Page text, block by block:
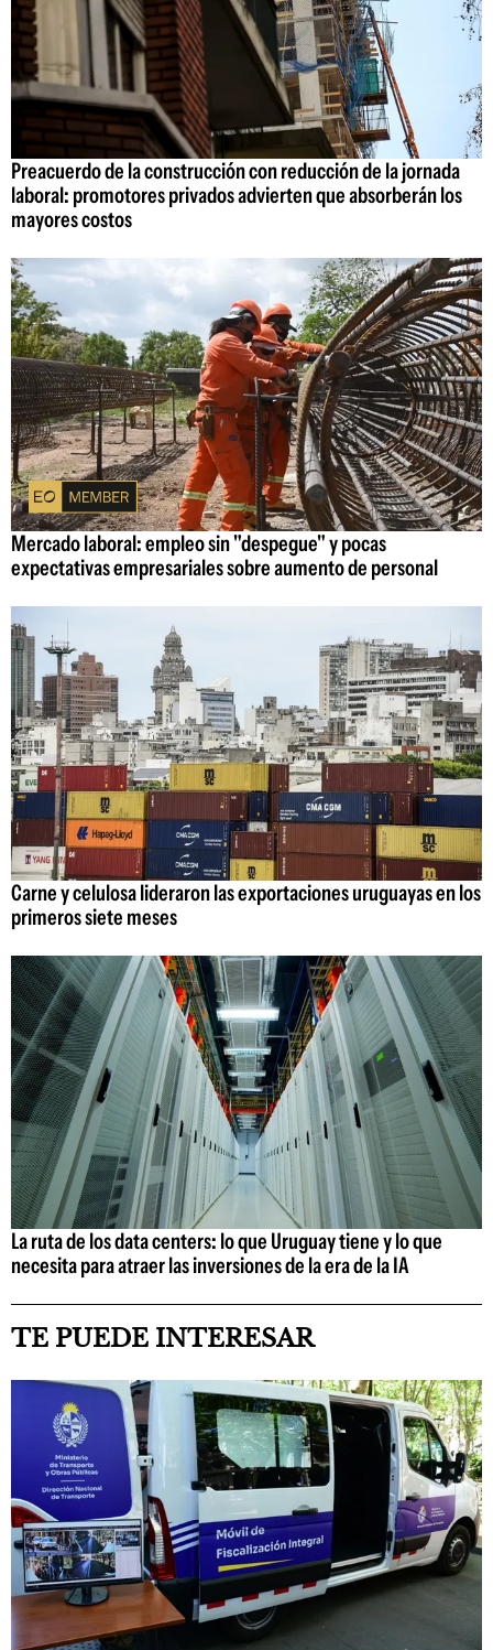
Preacuerdo de la construcción con reducción de la jornada
laboral: promotores privados advierten que absorberán los
mayores costos
Mercado laboral: empleo sin "despegue" y pocas
expectativas empresariales sobre aumento de personal
Carne y celulosa lideraron las exportaciones uruguayas en los
primeros siete meses
La ruta de los data centers: lo que Uruguay tiene y lo que
necesita para atraer las inversiones de la era de la IA
TE PUEDE INTERESAR